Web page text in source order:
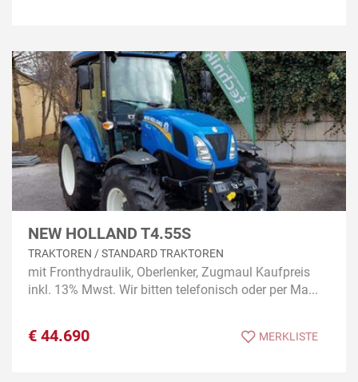
NEW HOLLAND T4.55S
TRAKTOREN / STANDARD TRAKTOREN
mit Fronthydraulik, Oberlenker, Zugmaul Kaufpreis
inkl. 13% Mwst. Wir bitten telefonisch oder per Ma...
€ 44.690 MERKLISTE